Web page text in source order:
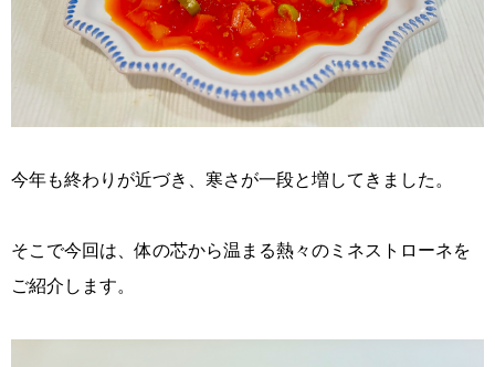
今年も終わりが近づき、寒さが一段と増してきました。
そこで今回は、体の芯から温まる熱々のミネストローネを
ご紹介します。